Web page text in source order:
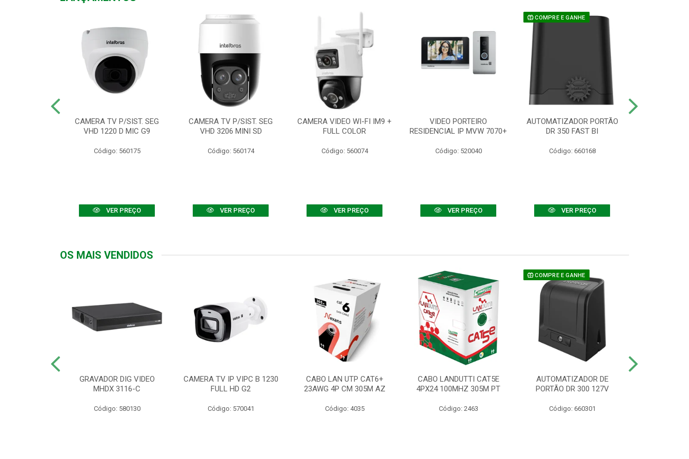
CAMERA TV P/SIST. SEG
VHD 1220 D MIC G9
Código: 560175
VER PREÇO
CAMERA TV P/SIST. SEG
VHD 3206 MINI SD
Código: 560174
VER PREÇO
CAMERA VIDEO WI-FI IM9 +
FULL COLOR
Código: 560074
VER PREÇO
VIDEO PORTEIRO
RESIDENCIAL IP MVW 7070+
Código: 520040
VER PREÇO
COMPRE E GANHE
AUTOMATIZADOR PORTÃO
DR 350 FAST BI
Código: 660168
VER PREÇO
OS MAIS VENDIDOS
GRAVADOR DIG VIDEO
MHDX 3116-C
Código: 580130
CAMERA TV IP VIPC B 1230
FULL HD G2
Código: 570041
CABO LAN UTP CAT6+
23AWG 4P CM 305M AZ
Código: 4035
CABO LANDUTTI CAT5E
4PX24 100MHZ 305M PT
Código: 2463
COMPRE E GANHE
AUTOMATIZADOR DE
PORTÃO DR 300 127V
Código: 660301